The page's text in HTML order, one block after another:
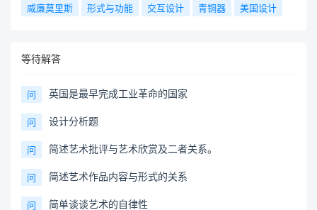
威廉莫里斯
形式与功能 交互设计 青铜器 美国设计
等待解答
问 英国是最早完成工业革命的国家
问 设计分析题
问 简述艺术批评与艺术欣赏及二者关系。
问 简述艺术作品内容与形式的关系
问 简单谈谈艺术的自律性